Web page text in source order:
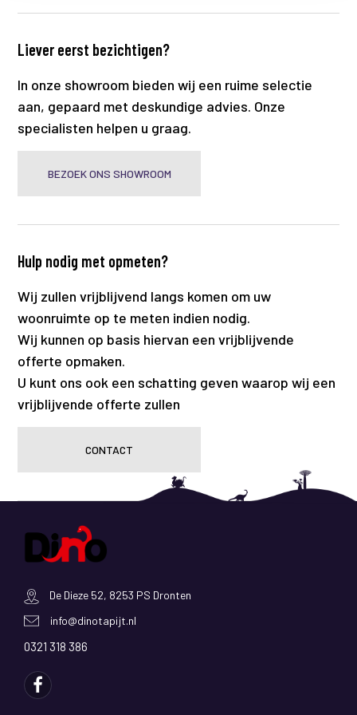
Liever eerst bezichtigen?
In onze showroom bieden wij een ruime selectie
aan, gepaard met deskundige advies. Onze
specialisten helpen u graag.
BEZOEK ONS SHOWROOM
Hulp nodig met opmeten?
Wij zullen vrijblijvend langs komen om uw
woonruimte op te meten indien nodig.
Wij kunnen op basis hiervan een vrijblijvende
offerte opmaken.
U kunt ons ook een schatting geven waarop wij een
vrijblijvende offerte zullen
CONTACT
De Dieze 52, 8253 PS Dronten
info@dinotapijt.nl
0321 318 386